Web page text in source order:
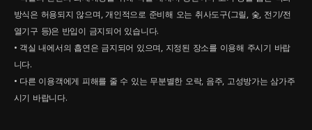
방식은 허용되지 않으며, 개인적으로 준비해 오는 취사도구(그릴, 숯, 전기/전
열기구 등)은 반입이 금지되어 있습니다.
• 객실 내에서의 흡연은 금지되어 있으며, 지정된 장소를 이용해 주시기 바랍
니다.
• 다른 이용객에게 피해를 줄 수 있는 무분별한 오락, 음주, 고성방가는 삼가주
시기 바랍니다.